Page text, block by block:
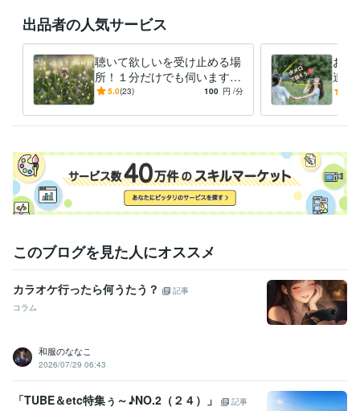
クリエイター / ライター・編集
事務・ビジネスサポート / 事務（一般事務） 経験年数 : 35年
職歴
ライター 2023年2月 ~ 現在
受賞歴
資格・検定
金融渉外技能審査（FP3級） 取得年 : 2014年
一種証券外務員 取得年 : 2017年
悩み相談・カウンセリング 世間話から、愚痴聴き、悩み聴きなど
雑談 仕事 恋愛 うつ カラオケ 話し相手 愚痴
悩み相談・カウンセリング お話しをじっくり伺います。
人間関係 仕事 恋愛 うつ パートナー 介護 転職
出品者の人気サービス
聴いて欲しいを受け止める場
所！１分だけでも伺います
辛い気持ち・嬉しい気持ち・
どうぞ♡
5.0(23) 100 円 /分
お話
達♡
語は
このブログを見た人にオススメ
カラオケ行ったら何うたう？
記事
コラム
和服のななこ
2026/07/29 06:43
「TUBE＆etc特集ぅ～♪NO.2（２４）」
記事